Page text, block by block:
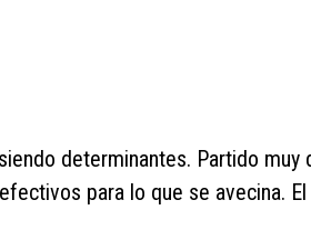
determinantes. Partido muy
para lo que se avecina.